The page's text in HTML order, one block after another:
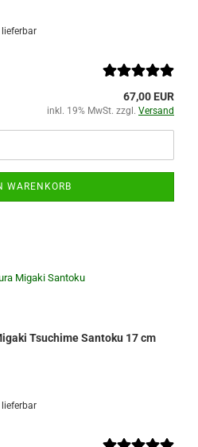
67,00 EUR
inkl. 19% MwSt. zzgl. Versand
WARENKORB
Tsuchime Santoku 17 cm